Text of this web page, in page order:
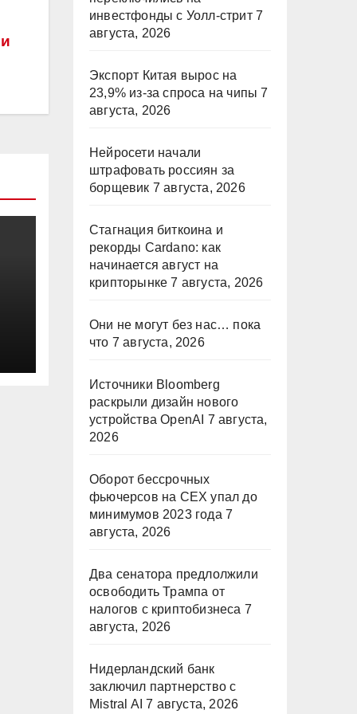
инвестфонды с Уолл-стрит 7
августа, 2026
Экспорт Китая вырос на
23,9% из-за спроса на чипы 7
августа, 2026
Нейросети начали
штрафовать россиян за
борщевик 7 августа, 2026
Стагнация биткоина и
рекорды Cardano: как
начинается август на
крипторынке 7 августа, 2026
Они не могут без нас… пока
что 7 августа, 2026
Источники Bloomberg
раскрыли дизайн нового
устройства OpenAI 7 августа,
2026
Оборот бессрочных
фьючерсов на CEX упал до
минимумов 2023 года 7
августа, 2026
Два сенатора предлолжили
освободить Трампа от
налогов с криптобизнеса 7
августа, 2026
Нидерландский банк
заключил партнерство с
Mistral AI 7 августа, 2026